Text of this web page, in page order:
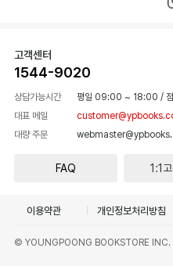
고객센터
1544-9020
상담가능시간 평일 09:00 ~ 18:00 /
대표 메일
대량 주문
FAQ 1:1
이용약관 개인정보처리방침
© YOUNGPOONG BOOKSTORE INC.